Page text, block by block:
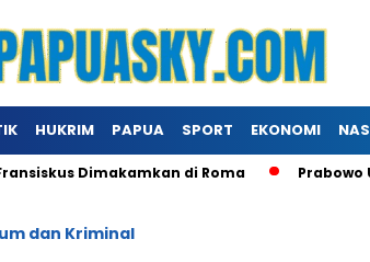
HUKRIM PAPUA SPORT EKONOMI
Dimakamkan di Roma Prabowo
dan Kriminal